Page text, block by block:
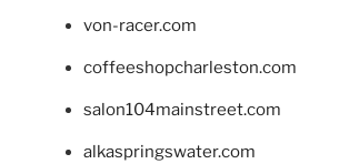
von-racer.com
coffeeshopcharleston.com
salon104mainstreet.com
alkaspringswater.com